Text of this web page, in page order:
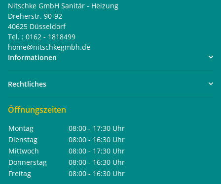
Nitschke GmbH Sanitär - Heizung
Dreherstr. 90-92
40625 Düsseldorf
Tel. : 0162 - 1818499
home@nitschkegmbh.de
Informationen
Rechtliches
Öffnungszeiten
Montag
08:00 - 17:30 Uhr
Dienstag
08:00 - 16:30 Uhr
Mittwoch
08:00 - 17:30 Uhr
Donnerstag
08:00 - 16:30 Uhr
Freitag
08:00 - 16:30 Uhr